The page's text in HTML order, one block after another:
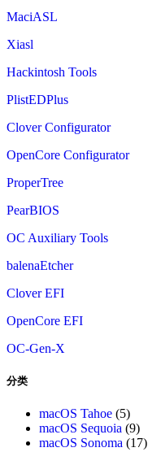
MaciASL
Xiasl
Hackintosh Tools
PlistEDPlus
Clover Configurator
OpenCore Configurator
ProperTree
PearBIOS
OC Auxiliary Tools
balenaEtcher
Clover EFI
OpenCore EFI
OC-Gen-X
分类
macOS Tahoe (5)
macOS Sequoia (9)
macOS Sonoma (17)